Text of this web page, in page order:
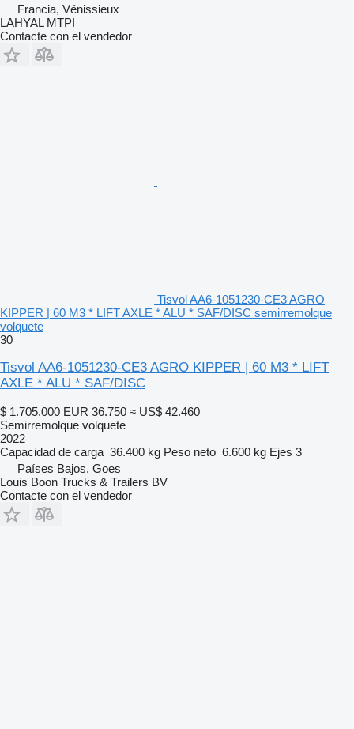
Francia, Vénissieux
LAHYAL MTPI
Contacte con el vendedor
Tisvol AA6-1051230-CE3 AGRO
KIPPER | 60 M3 * LIFT AXLE * ALU * SAF/DISC semirremolque
volquete
30
Tisvol AA6-1051230-CE3 AGRO KIPPER | 60 M3 * LIFT
AXLE * ALU * SAF/DISC
$ 1.705.000 EUR 36.750 ≈ US$ 42.460
Semirremolque volquete
2022
Capacidad de carga 36.400 kg Peso neto 6.600 kg Ejes 3
Países Bajos, Goes
Louis Boon Trucks & Trailers BV
Contacte con el vendedor